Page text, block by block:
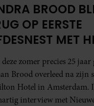
BROOD
OP EERSTE
MET
“HIER IS
zomer precies 25 jaar
Brood overleed na zijn
Hotel in Amsterdam.
interview met